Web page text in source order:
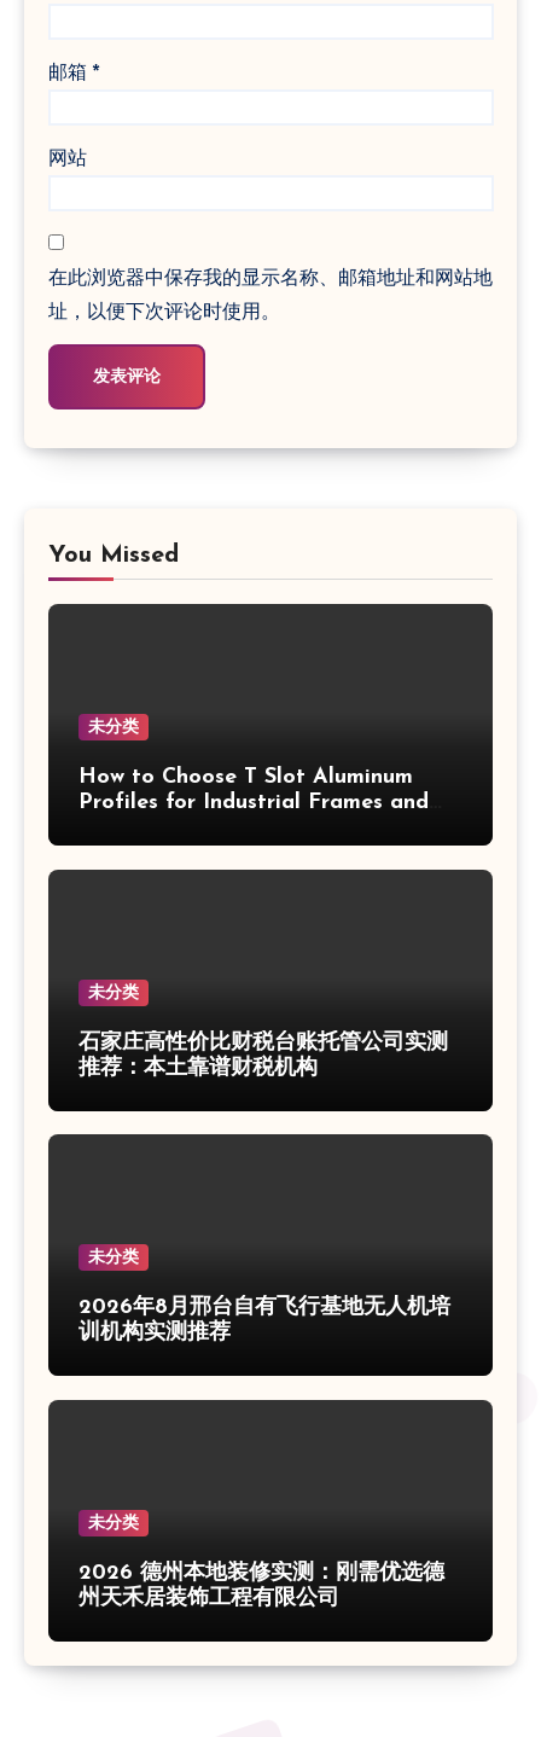
邮箱 *
网站
在此浏览器中保存我的显示名称、邮箱地址和网站地
址，以便下次评论时使用。
You Missed
未分类
How to Choose T Slot Aluminum
Profiles for Industrial Frames and
未分类
石家庄高性价比财税台账托管公司实测
推荐：本土靠谱财税机构
未分类
2026年8月邢台自有飞行基地无人机培
训机构实测推荐
未分类
2026 德州本地装修实测：刚需优选德
州天禾居装饰工程有限公司